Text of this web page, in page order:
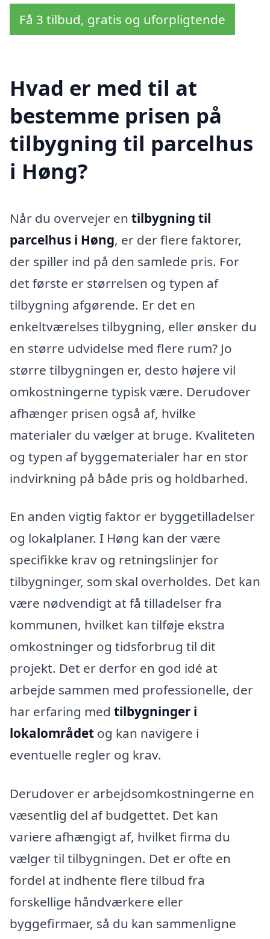
Få 3 tilbud, gratis og uforpligtende
Hvad er med til at
bestemme prisen på
tilbygning til parcelhus
i Høng?
Når du overvejer en tilbygning til
parcelhus i Høng, er der flere faktorer,
der spiller ind på den samlede pris. For
det første er størrelsen og typen af
tilbygning afgørende. Er det en
enkeltværelses tilbygning, eller ønsker du
en større udvidelse med flere rum? Jo
større tilbygningen er, desto højere vil
omkostningerne typisk være. Derudover
afhænger prisen også af, hvilke
materialer du vælger at bruge. Kvaliteten
og typen af byggematerialer har en stor
indvirkning på både pris og holdbarhed.
En anden vigtig faktor er byggetilladelser
og lokalplaner. I Høng kan der være
specifikke krav og retningslinjer for
tilbygninger, som skal overholdes. Det kan
være nødvendigt at få tilladelser fra
kommunen, hvilket kan tilføje ekstra
omkostninger og tidsforbrug til dit
projekt. Det er derfor en god idé at
arbejde sammen med professionelle, der
har erfaring med tilbygninger i
lokalområdet og kan navigere i
eventuelle regler og krav.
Derudover er arbejdsomkostningerne en
væsentlig del af budgettet. Det kan
variere afhængigt af, hvilket firma du
vælger til tilbygningen. Det er ofte en
fordel at indhente flere tilbud fra
forskellige håndværkere eller
byggefirmaer, så du kan sammenligne